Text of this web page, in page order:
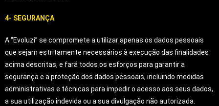
4- SEGURANÇA
A “Evoluzi” se compromete a utilizar apenas os dados pessoais
que sejam estritamente necessários à execução das finalidades
acima descritas, e fará todos os esforços para garantir a
segurança e a proteção dos dados pessoais, incluindo medidas
administrativas e técnicas para impedir o acesso aos seus dados,
a sua utilização indevida ou a sua divulgação não autorizada.